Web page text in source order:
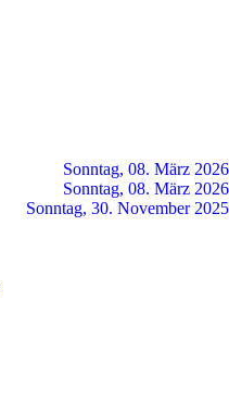
Sonntag, 08. März 2026
Sonntag, 08. März 2026
Sonntag, 30. November 2025